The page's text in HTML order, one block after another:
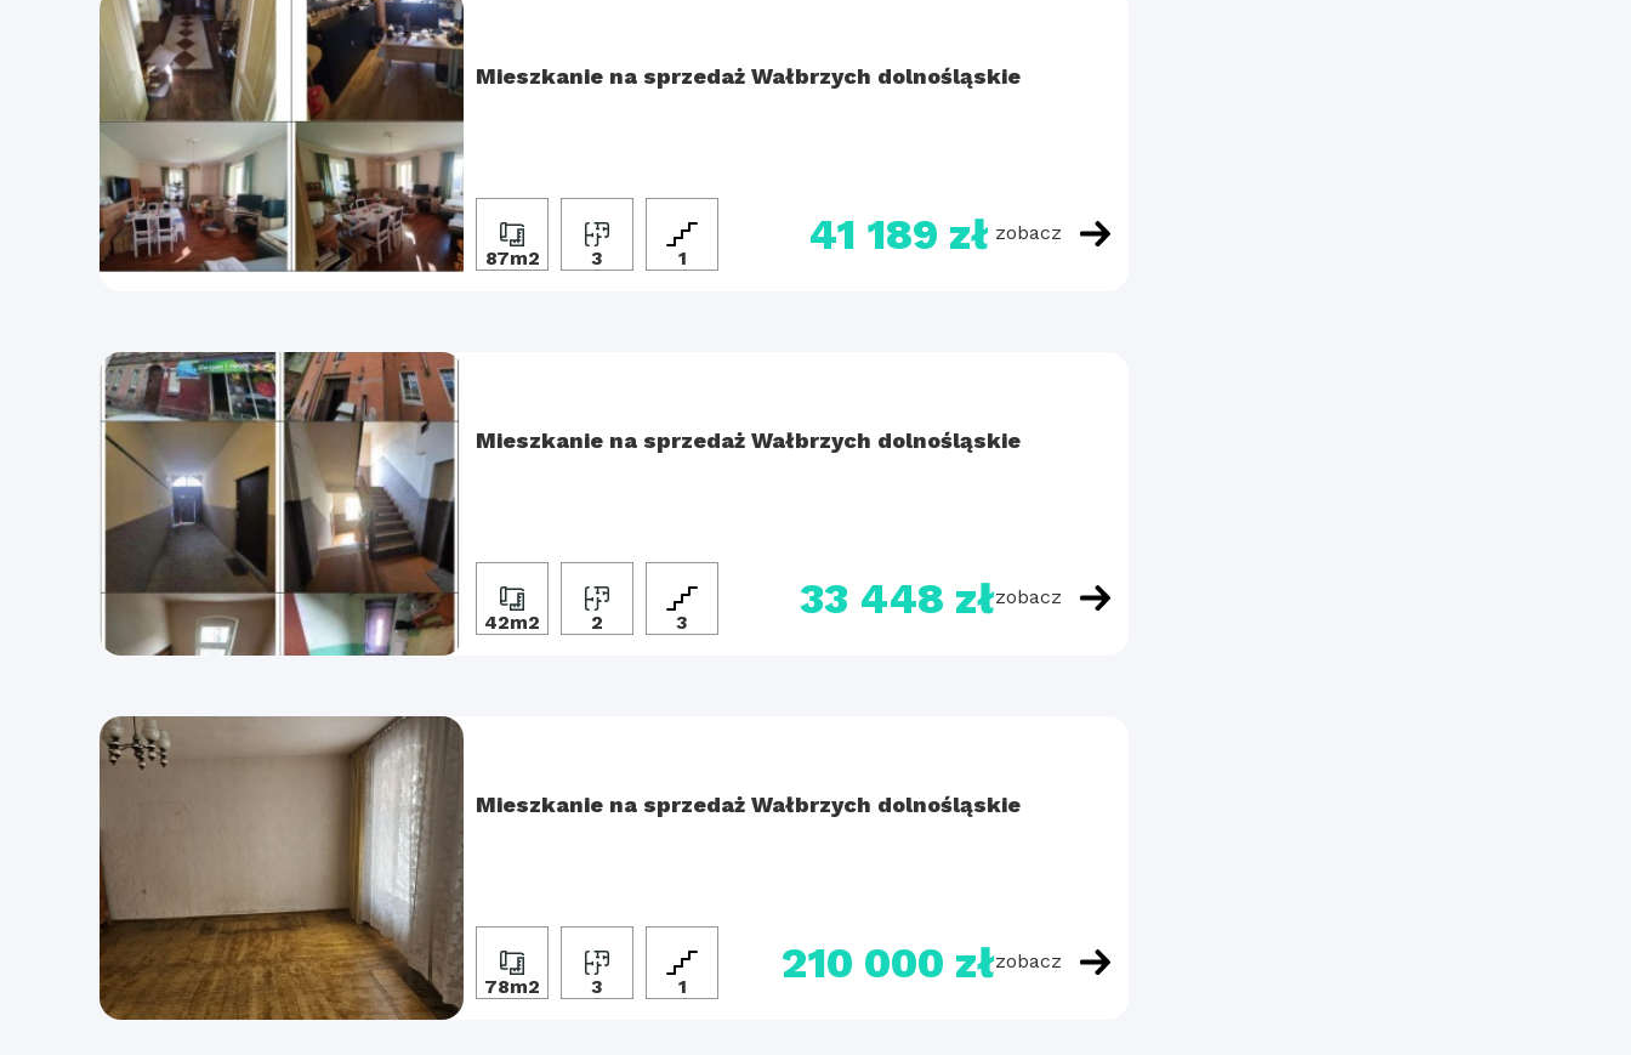
Mieszkanie na sprzedaż Wałbrzych dolnośląskie
87m2 3 1 41 189 zł zobacz
Mieszkanie na sprzedaż Wałbrzych dolnośląskie
42m2 2 3 33 448 złzobacz
Mieszkanie na sprzedaż Wałbrzych dolnośląskie
78m2 3 1 210 000 złzobacz